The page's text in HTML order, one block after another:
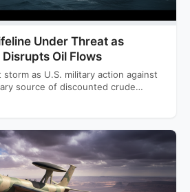
Under Threat as
Disrupts Oil Flows
as U.S. military action against
source of discounted crude…